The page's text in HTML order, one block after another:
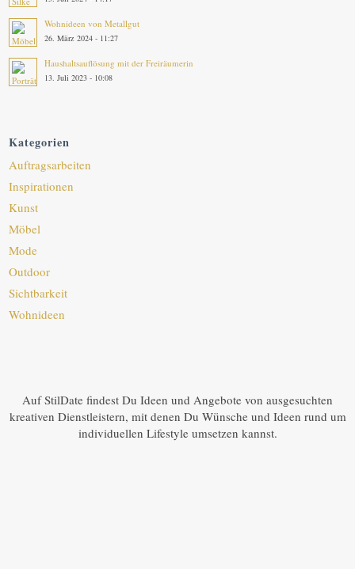
Wohnideen von Metallgut
26. März 2024 - 11:27
Haushaltsauflösung mit der Freiräumerin
13. Juli 2023 - 10:08
Kategorien
Auftragsarbeiten
Inspirationen
Kunst
Möbel
Mode
Outdoor
Sichtbarkeit
Wohnideen
Auf StilDate findest Du Ideen und Angebote von ausgesuchten
kreativen Dienstleistern, mit denen Du Wünsche und Ideen rund um
individuellen Lifestyle umsetzen kannst.